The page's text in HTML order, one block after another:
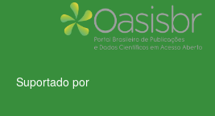
Suportado por